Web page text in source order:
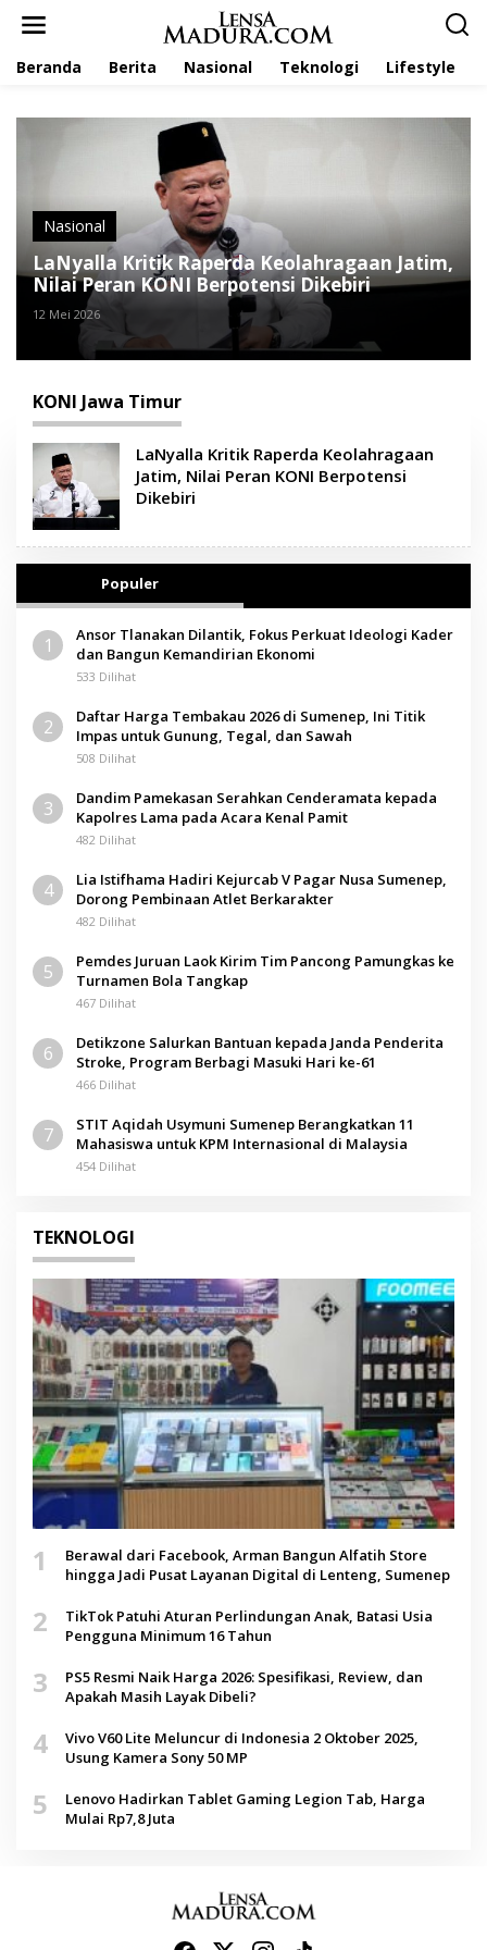
Beranda Berita Nasional Teknologi Lifestyle
Nasional
LaNyalla Kritik Raperda Keolahragaan Jatim,
Nilai Peran KONI Berpotensi Dikebiri
12 Mei 2026
KONI Jawa Timur
LaNyalla Kritik Raperda Keolahragaan
Jatim, Nilai Peran KONI Berpotensi
Dikebiri
Populer
1
Ansor Tlanakan Dilantik, Fokus Perkuat Ideologi Kader
dan Bangun Kemandirian Ekonomi
533 Dilihat
2
Daftar Harga Tembakau 2026 di Sumenep, Ini Titik
Impas untuk Gunung, Tegal, dan Sawah
508 Dilihat
3
Dandim Pamekasan Serahkan Cenderamata kepada
Kapolres Lama pada Acara Kenal Pamit
482 Dilihat
4
Lia Istifhama Hadiri Kejurcab V Pagar Nusa Sumenep,
Dorong Pembinaan Atlet Berkarakter
482 Dilihat
5
Pemdes Juruan Laok Kirim Tim Pancong Pamungkas ke
Turnamen Bola Tangkap
467 Dilihat
6
Detikzone Salurkan Bantuan kepada Janda Penderita
Stroke, Program Berbagi Masuki Hari ke-61
466 Dilihat
7
STIT Aqidah Usymuni Sumenep Berangkatkan 11
Mahasiswa untuk KPM Internasional di Malaysia
454 Dilihat
TEKNOLOGI
1
Berawal dari Facebook, Arman Bangun Alfatih Store
hingga Jadi Pusat Layanan Digital di Lenteng, Sumenep
2
TikTok Patuhi Aturan Perlindungan Anak, Batasi Usia
Pengguna Minimum 16 Tahun
3
PS5 Resmi Naik Harga 2026: Spesifikasi, Review, dan
Apakah Masih Layak Dibeli?
4
Vivo V60 Lite Meluncur di Indonesia 2 Oktober 2025,
Usung Kamera Sony 50 MP
5
Lenovo Hadirkan Tablet Gaming Legion Tab, Harga
Mulai Rp7,8 Juta